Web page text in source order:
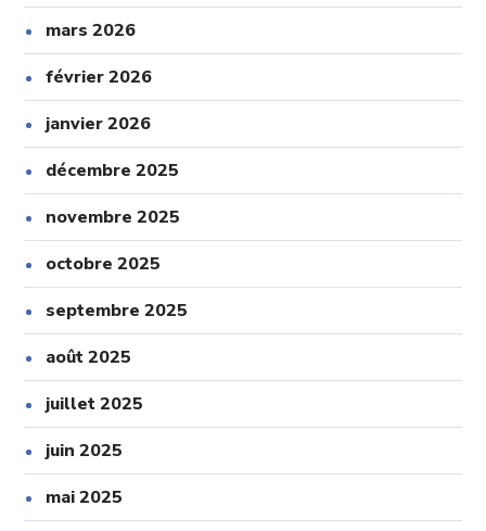
mars 2026
février 2026
janvier 2026
décembre 2025
novembre 2025
octobre 2025
septembre 2025
août 2025
juillet 2025
juin 2025
mai 2025